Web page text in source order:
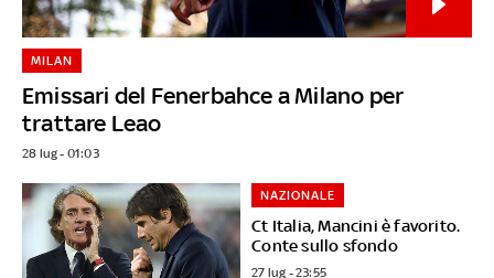
Emissari del Fenerbahce a Milano per
trattare Leao
MILAN
28 lug - 01:03
Ct Italia, Mancini è favorito.
Conte sullo sfondo
NAZIONALE
27 lug - 23:55